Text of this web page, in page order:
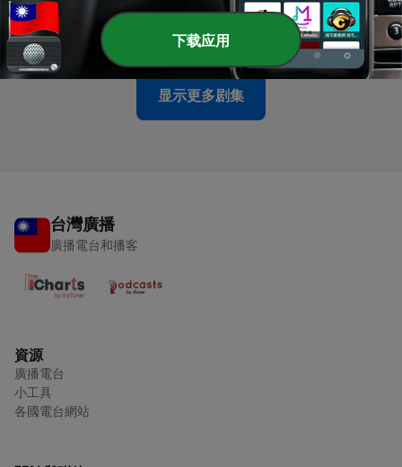
19 - ما هي أهمية GitHub بالنسبة للمطورين؟
09 Mar 2025
显示更多剧集
台灣廣播
廣播電台和播客
資源
廣播電台
小工具
各國電台網站
下载应用